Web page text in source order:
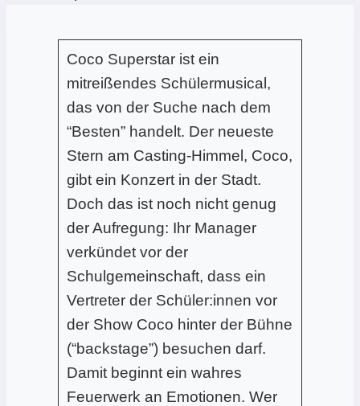
Coco Superstar ist ein
mitreißendes Schülermusical,
das von der Suche nach dem
“Besten” handelt. Der neueste
Stern am Casting-Himmel, Coco,
gibt ein Konzert in der Stadt.
Doch das ist noch nicht genug
der Aufregung: Ihr Manager
verkündet vor der
Schulgemeinschaft, dass ein
Vertreter der Schüler:innen vor
der Show Coco hinter der Bühne
(“backstage”) besuchen darf.
Damit beginnt ein wahres
Feuerwerk an Emotionen. Wer